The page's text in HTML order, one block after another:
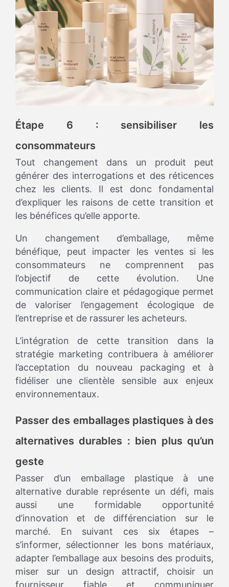
Étape 6 : sensibiliser les
consommateurs
Tout changement dans un produit peut
générer des interrogations et des réticences
chez les clients. Il est donc fondamental
d’expliquer les raisons de cette transition et
les bénéfices qu’elle apporte.
Un changement d’emballage, même
bénéfique, peut impacter les ventes si les
consommateurs ne comprennent pas
l’objectif de cette évolution. Une
communication claire et pédagogique permet
de valoriser l’engagement écologique de
l’entreprise et de rassurer les acheteurs.
L’intégration de cette transition dans la
stratégie marketing contribuera à améliorer
l’acceptation du nouveau packaging et à
fidéliser une clientèle sensible aux enjeux
environnementaux.
Passer des emballages plastiques à des
alternatives durables : bien plus qu’un
geste
Passer d’un emballage plastique à une
alternative durable représente un défi, mais
aussi une formidable opportunité
d’innovation et de différenciation sur le
marché. En suivant ces six étapes –
s’informer, sélectionner les bons matériaux,
adapter l’emballage aux besoins des produits,
miser sur un design attractif, choisir un